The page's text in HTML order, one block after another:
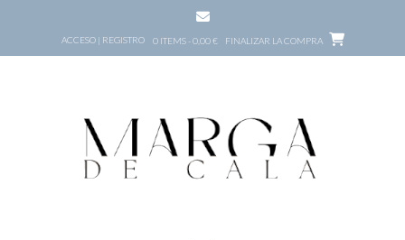
ACCESO | REGISTRO 0 ITEMS - 0,00 € FINALIZAR LA COMPRA